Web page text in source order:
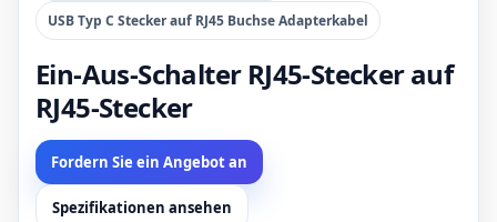
USB Typ C Stecker auf RJ45 Buchse Adapterkabel
Ein-Aus-Schalter RJ45-Stecker auf
RJ45-Stecker
Fordern Sie ein Angebot an
Spezifikationen ansehen